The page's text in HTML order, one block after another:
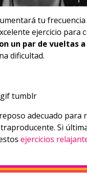
tu
ejercicio para
un par de vueltas
dificultad.
adecuado para
Si
ejercicios